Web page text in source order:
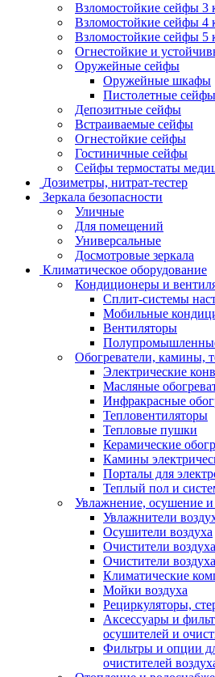
Взломостойкие сейфы 3
Взломостойкие сейфы 4
Взломостойкие сейфы 5
Огнестойкие и
Оружейные сейфы
Оружейные шкафы
Пистолетные сейфы
Депозитные сейфы
Встраиваемые сейфы
Огнестойкие сейфы
Гостиничные сейфы
Сейфы термостаты
Дозиметры, нитрат-тестер
Зеркала безопасности
Уличные
Для помещений
Универсальные
Досмотровые зеркала
Климатическое оборудование
Кондиционеры и
Сплит-системы
Мобильные
Вентиляторы
Обогреватели, камины,
Электрические
Масляные
Инфракрасные
Тепловентиляторы
Тепловые пушки
Керамические
Камины
Порталы для
Теплый пол и
Увлажнение, осушение и
Увлажнители
Осушители воздуха
Очистители воздуха
Очистители
Климатические
Мойки воздуха
Рециркуляторы,
Аксессуары и
осушителей и
Фильтры и опции
очистителей